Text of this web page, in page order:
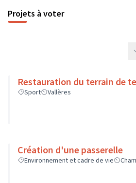
Projets à voter
Restauration du terrain de
Sport Vallères
Création d'une passerelle
Environnement et cadre de vie